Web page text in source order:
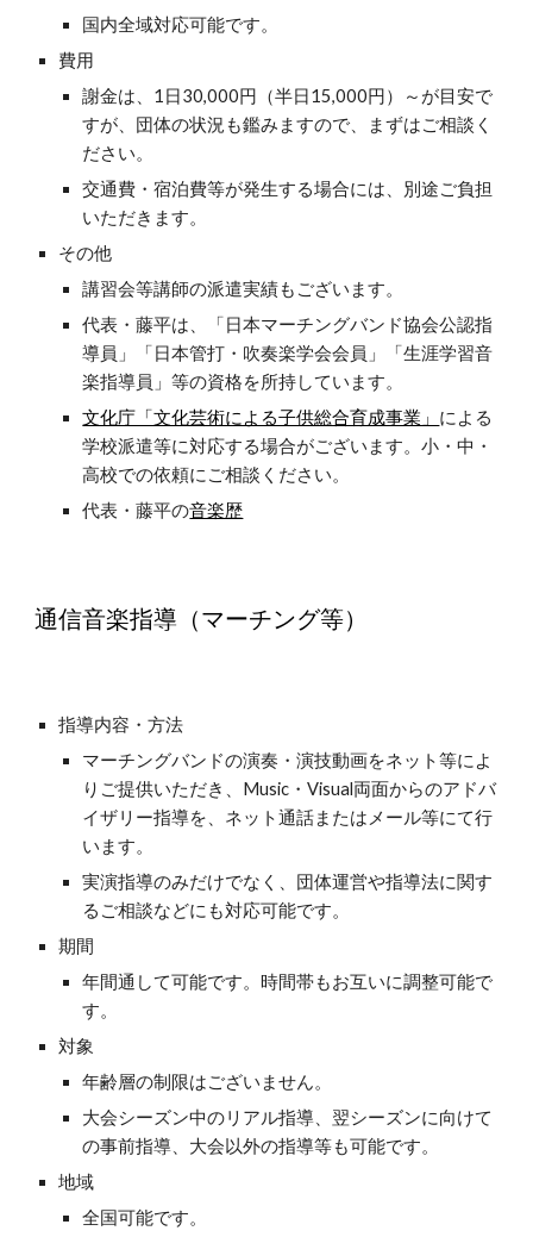
国内全域対応可能です。
費用
謝金は、1日30,000円（半日15,000円）～が目安で
すが、団体の状況も鑑みますので、まずはご相談く
ださい。
交通費・宿泊費等が発生する場合には、別途ご負担
いただきます。
その他
講習会等講師の派遣実績もございます。
代表・藤平は、「日本マーチングバンド協会公認指
導員」「日本管打・吹奏楽学会会員」「生涯学習音
楽指導員」等の資格を所持しています。
文化庁「文化芸術による子供総合育成事業」 による
学校派遣等に対応する場合がございます。小・中・
高校での依頼にご相談ください。
代表・藤平の音楽歴
通信音楽指導（マーチング等）
指導内容・方法
マーチングバンドの演奏・演技動画をネット等によ
りご提供いただき、Music・Visual両面からのアドバ
イザリー指導を、ネット通話またはメール等にて行
います。
実演指導のみだけでなく、団体運営や指導法に関す
るご相談などにも対応可能です。
期間
年間通して可能です。時間帯もお互いに調整可能で
す。
対象
年齢層の制限はございません。
大会シーズン中のリアル指導、翌シーズンに向けて
の事前指導、大会以外の指導等も可能です。
地域
全国可能です。